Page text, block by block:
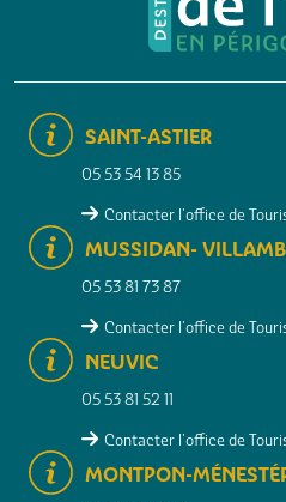
SAINT-ASTIER
05 53 54 13 85
Contacter l'office de
MUSSIDAN-
05 53 81 73 87
Contacter l'office de
NEUVIC
05 53 81 52 11
Contacter l'office de
MONTPON-